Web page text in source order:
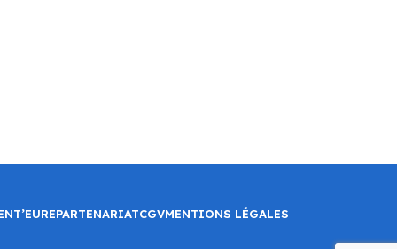
PARTENARIATCGVMENTIONS LÉGALES